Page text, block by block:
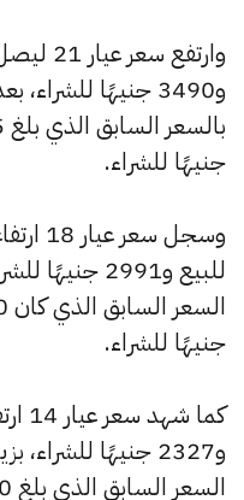
جنيهًا للشراء.
جنيهًا للشراء.